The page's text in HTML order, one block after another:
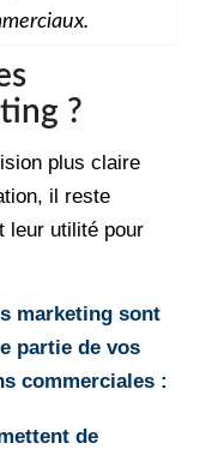
?
plus claire
il reste
leur utilité pour
marketing sont
partie de vos
commerciales :
de